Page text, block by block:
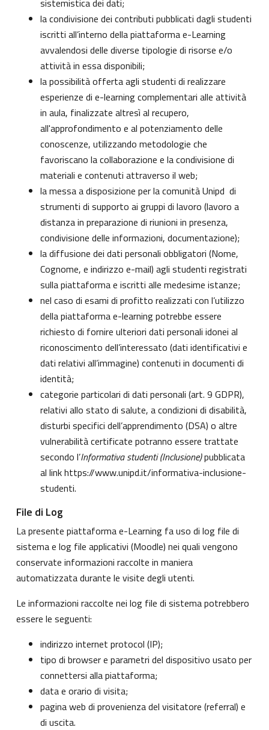
la condivisione dei contributi pubblicati dagli studenti
iscritti all’interno della piattaforma e-Learning
avvalendosi delle diverse tipologie di risorse e/o
attività in essa disponibili;
la possibilità offerta agli studenti di realizzare
esperienze di e-learning complementari alle attività
in aula, finalizzate altresì al recupero,
all'approfondimento e al potenziamento delle
conoscenze, utilizzando metodologie che
favoriscano la collaborazione e la condivisione di
materiali e contenuti attraverso il web;
la messa a disposizione per la comunità Unipd di
strumenti di supporto ai gruppi di lavoro (lavoro a
distanza in preparazione di riunioni in presenza,
condivisione delle informazioni, documentazione);
la diffusione dei dati personali obbligatori (Nome,
Cognome, e indirizzo e-mail) agli studenti registrati
sulla piattaforma e iscritti alle medesime istanze;
nel caso di esami di profitto realizzati con l’utilizzo
della piattaforma e-learning potrebbe essere
richiesto di fornire ulteriori dati personali idonei al
riconoscimento dell’interessato (dati identificativi e
dati relativi all’immagine) contenuti in documenti di
identità;
categorie particolari di dati personali (art. 9 GDPR),
relativi allo stato di salute, a condizioni di disabilità,
disturbi specifici dell’apprendimento (DSA) o altre
vulnerabilità certificate potranno essere trattate
secondo l’Informativa studenti (Inclusione)pubblicata
al linkhttps://www.unipd.it/informativa-inclusione-
studenti.
File di Log
La presente piattaforma e-Learning fa uso di log file di
sistema e log file applicativi (Moodle) nei quali vengono
conservate informazioni raccolte in maniera
automatizzata durante le visite degli utenti.
Le informazioni raccolte nei log file di sistema potrebbero
essere le seguenti:
indirizzo internet protocol (IP);
tipo di browser e parametri del dispositivo usato per
connettersi alla piattaforma;
data e orario di visita;
pagina web di provenienza del visitatore (referral) e
di uscita.